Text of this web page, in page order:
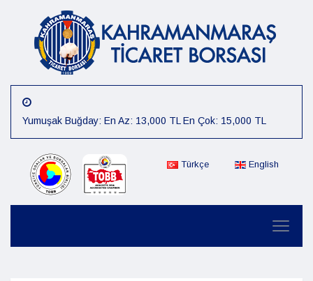
Yumuşak Buğday: En Az: 13,000 TL En Çok: 15,000 TL
Arpa: En Az: 15,000 TL En Çok: 16,000 TL
Mısır: En Az: 12,000 TL En Çok: 14,000 TL
Çiğit: En Az: 12,000 TL En Çok: 14,000 TL
Preseli Pamuk: En Az: 80,000 TL En Çok: 85,000 TL
Kütlü Pamuk: En Az: 40,000 TL En Çok: 45,000 TL
07.08.2026 Günlük Fiyat :Sert Buğday: En Az: 15,000 TL En
Türkçe English